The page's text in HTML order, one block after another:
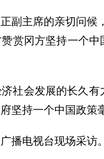
副主席的亲切问
赏冈方坚持一个
社会发展的长久
坚持一个中国政策
播电视台现场采访